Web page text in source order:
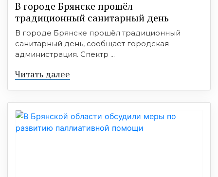
В городе Брянске прошёл
традиционный санитарный день
В городе Брянске прошёл традиционный
санитарный день, сообщает городская
администрация. Спектр ...
Читать далее